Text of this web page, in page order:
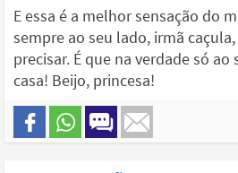
E essa é a melhor sensação do
sempre ao seu lado, irmã
precisar. É que na verdade só
casa! Beijo, princesa!